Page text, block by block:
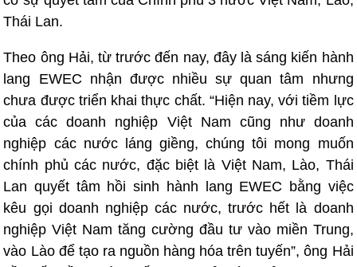
Thái Lan.
Theo ông Hải, từ trước đến nay, đây là sáng kiến hành
lang EWEC nhận được nhiều sự quan tâm nhưng
chưa được triển khai thực chất. “Hiện nay, với tiềm lực
của các doanh nghiệp Việt Nam cũng như doanh
nghiệp các nước láng giềng, chúng tôi mong muốn
chính phủ các nước, đặc biệt là Việt Nam, Lào, Thái
Lan quyết tâm hồi sinh hành lang EWEC bằng việc
kêu gọi doanh nghiệp các nước, trước hết là doanh
nghiệp Việt Nam tăng cường đầu tư vào miền Trung,
vào Lào để tạo ra nguồn hàng hóa trên tuyến”, ông Hải